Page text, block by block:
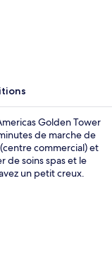
Golden Tower
de marche de
commercial) et
de soins spas et le
un petit creux.
voyageurs ne
attentionné